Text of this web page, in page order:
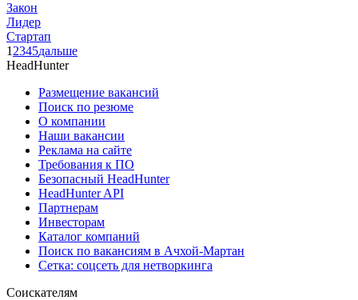
Закон
Лидер
Стартап
1 2345дальше
HeadHunter
Размещение вакансий
Поиск по резюме
О компании
Наши вакансии
Реклама на сайте
Требования к ПО
Безопасный HeadHunter
HeadHunter API
Партнерам
Инвесторам
Каталог компаний
Поиск по вакансиям в Ачхой-Мартан
Сетка: соцсеть для нетворкинга
Соискателям